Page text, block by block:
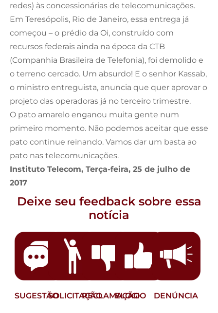
redes) às concessionárias de telecomunicações.
Em Teresópolis, Rio de Janeiro, essa entrega já
começou – o prédio da Oi, construído com
recursos federais ainda na época da CTB
(Companhia Brasileira de Telefonia), foi demolido e
o terreno cercado. Um absurdo! E o senhor Kassab,
o ministro entreguista, anuncia que quer aprovar o
projeto das operadoras já no terceiro trimestre.
O pato amarelo enganou muita gente num
primeiro momento. Não podemos aceitar que esse
pato continue reinando. Vamos dar um basta ao
pato nas telecomunicações.
Instituto Telecom, Terça-feira, 25 de julho de
2017
Deixe seu feedback sobre essa
notícia
SUGESTÃOSOLICITAÇÃORECLAMAÇÃO
ELOGIO DENÚNCIA